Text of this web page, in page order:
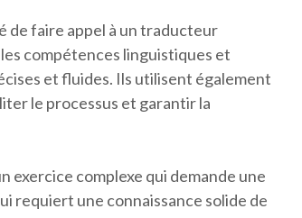
de faire appel à un traducteur
compétences linguistiques et
et fluides. Ils utilisent également
le processus et garantir la
exercice complexe qui demande une
requiert une connaissance solide de